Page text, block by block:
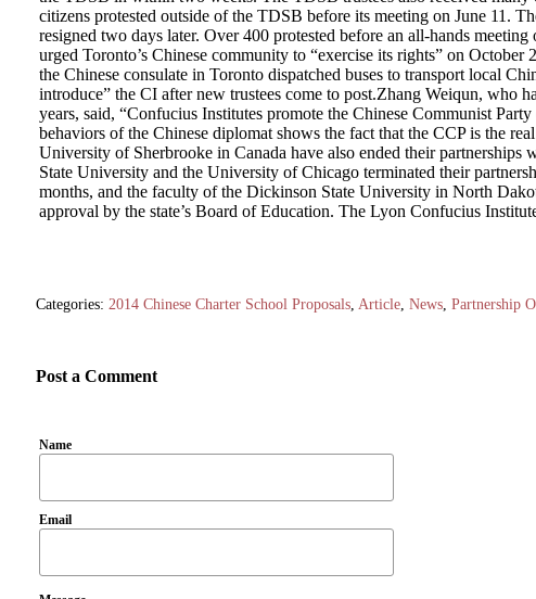
citizens protested outside of the TDSB before its meeting on June 11.
resigned two days later. Over 400 protested before an all-hands
urged Toronto’s Chinese community to “exercise its rights” on
the Chinese consulate in Toronto dispatched buses to transport local
introduce” the CI after new trustees come to post.Zhang Weiqun, who
years, said, “Confucius Institutes promote the Chinese Communist
behaviors of the Chinese diplomat shows the fact that the CCP is the
University of Sherbrooke in Canada have also ended their partnerships
State University and the University of Chicago terminated their
months, and the faculty of the Dickinson State University in North
approval by the state’s Board of Education. The Lyon Confucius
Categories: 2014 Chinese Charter School Proposals Article News Partnership
Post a Comment
Name
Email